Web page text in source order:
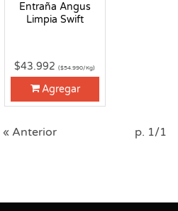
Entraña Angus
Limpia Swift
$43.992($54.990/Kg)
Agregar
« Anterior p. 1/1